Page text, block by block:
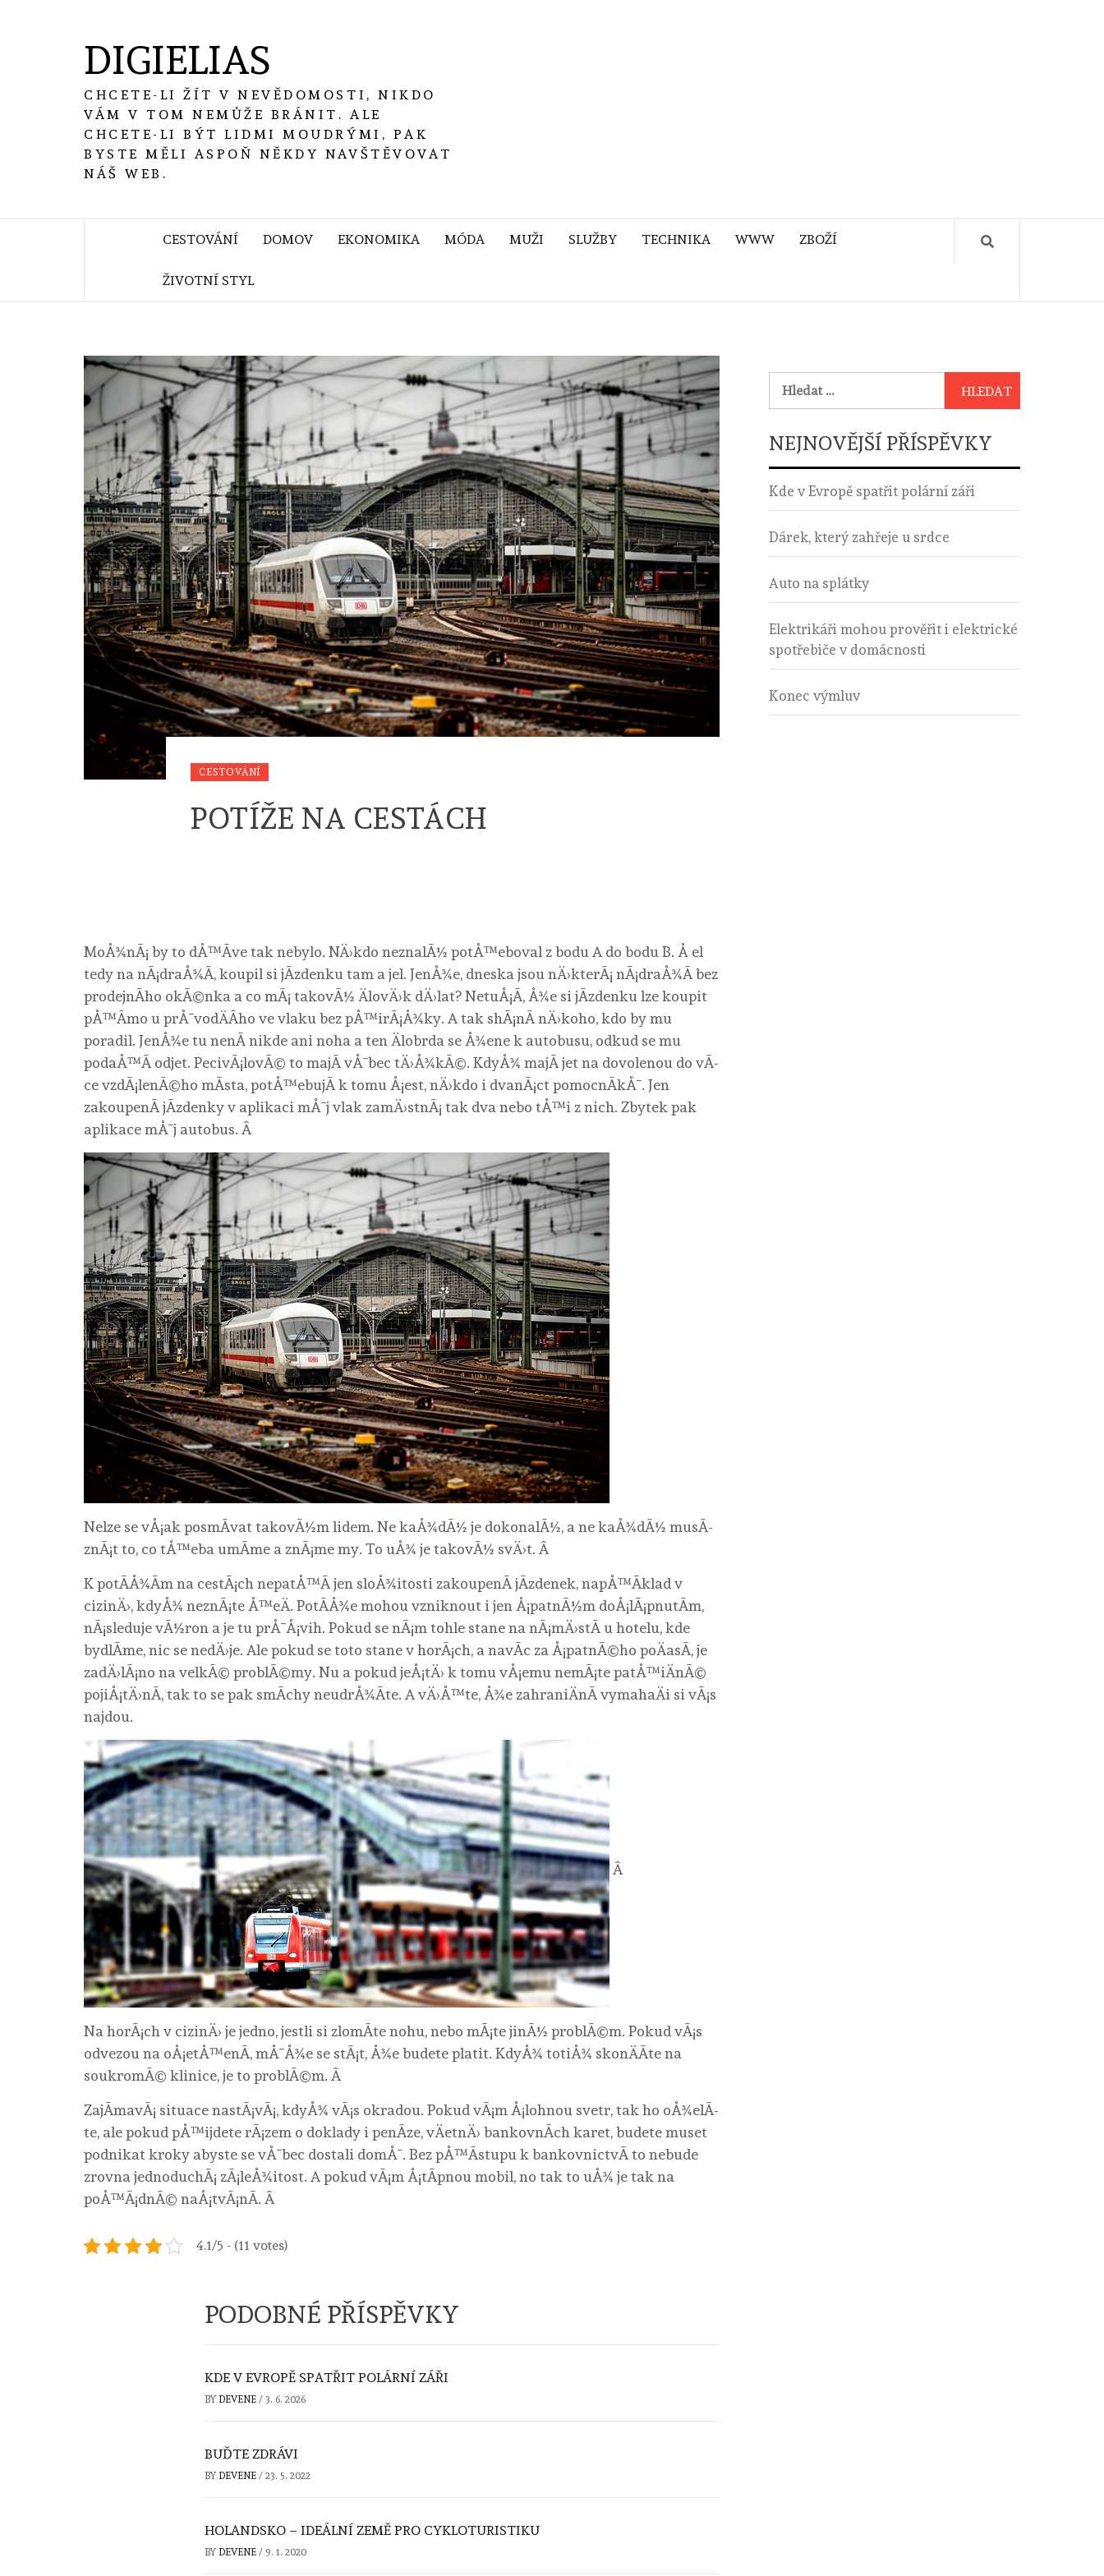
DIGIELIAS
CHCETE-LI ŽÍT V NEVĚDOMOSTI, NIKDO
VÁM V TOM NEMŮŽE BRÁNIT. ALE
CHCETE-LI BÝT LIDMI MOUDRÝMI, PAK
BYSTE MĚLI ASPOŇ NĚKDY NAVŠTĚVOVAT
NÁŠ WEB.
CESTOVÁNÍ DOMOV EKONOMIKA MÓDA MUŽI SLUŽBY TECHNIKA WWW ZBOŽÍ
ŽIVOTNÍ STYL
CESTOVÁNÍ
POTÍŽE NA CESTÁCH
MoÅ¾nÃ¡ by to dÅ™Ã­ve tak nebylo. NÄ›kdo neznalÃ½ potÅ™eboval z bodu A do bodu B. Å el
tedy na nÃ¡draÅ¾Ã­, koupil si jÃ­zdenku tam a jel. JenÅ¾e, dneska jsou nÄ›kterÃ¡ nÃ¡draÅ¾Ã­ bez
prodejnÃ­ho okÃ©nka a co mÃ¡ takovÃ½ ÄlovÄ›k dÄ›lat? NetuÅ¡Ã­, Å¾e si jÃ­zdenku lze koupit
pÅ™Ã­mo u prÅ¯vodÄÃ­ho ve vlaku bez pÅ™irÃ¡Å¾ky. A tak shÃ¡nÃ­ nÄ›koho, kdo by mu
poradil. JenÅ¾e tu nenÃ­ nikde ani noha a ten Älobrda se Å¾ene k autobusu, odkud se mu
podaÅ™Ã­ odjet. PecivÃ¡lovÃ© to majÃ­ vÅ¯bec tÄ›Å¾kÃ©. KdyÅ¾ majÃ­ jet na dovolenou do vÃ­
ce vzdÃ¡lenÃ©ho mÃ­sta, potÅ™ebujÃ­ k tomu Å¡est, nÄ›kdo i dvanÃ¡ct pomocnÃ­kÅ¯. Jen
zakoupenÃ­ jÃ­zdenky v aplikaci mÅ¯j vlak zamÄ›stnÃ¡ tak dva nebo tÅ™i z nich. Zbytek pak
aplikace mÅ¯j autobus. Â
Nelze se vÅ¡ak posmÃ­vat takovÃ½m lidem. Ne kaÅ¾dÃ½ je dokonalÃ½, a ne kaÅ¾dÃ½ musÃ­
znÃ¡t to, co tÅ™eba umÃ­me a znÃ¡me my. To uÅ¾ je takovÃ½ svÄ›t. Â
K potÃ­Å¾Ã­m na cestÃ¡ch nepatÅ™Ã­ jen sloÅ¾itosti zakoupenÃ­ jÃ­zdenek, napÅ™Ã­klad v
cizinÄ›, kdyÅ¾ neznÃ¡te Å™eÄ. PotÃ­Å¾e mohou vzniknout i jen Å¡patnÃ½m doÅ¡lÃ¡pnutÃ­m,
nÃ¡sleduje vÃ½ron a je tu prÅ¯Å¡vih. Pokud se nÃ¡m tohle stane na nÃ¡mÄ›stÃ­ u hotelu, kde
bydlÃ­me, nic se nedÄ›je. Ale pokud se toto stane v horÃ¡ch, a navÃ­c za Å¡patnÃ©ho poÄasÃ­, je
zadÄ›lÃ¡no na velkÃ© problÃ©my. Nu a pokud jeÅ¡tÄ› k tomu vÅ¡emu nemÃ¡te patÅ™iÄnÃ©
pojiÅ¡tÄ›nÃ­, tak to se pak smÃ­chy neudrÅ¾Ã­te. A vÄ›Å™te, Å¾e zahraniÄnÃ­ vymahaÄi si vÃ¡s
najdou.
Â
Na horÃ¡ch v cizinÄ› je jedno, jestli si zlomÃ­te nohu, nebo mÃ¡te jinÃ½ problÃ©m. Pokud vÃ¡s
odvezou na oÅ¡etÅ™enÃ­, mÅ¯Å¾e se stÃ¡t, Å¾e budete platit. KdyÅ¾ totiÅ¾ skonÄÃ­te na
soukromÃ© klinice, je to problÃ©m. Â
ZajÃ­mavÃ¡ situace nastÃ¡vÃ¡, kdyÅ¾ vÃ¡s okradou. Pokud vÃ¡m Å¡lohnou svetr, tak ho oÅ¾elÃ­
te, ale pokud pÅ™ijdete rÃ¡zem o doklady i penÃ­ze, vÄetnÄ› bankovnÃ­ch karet, budete muset
podnikat kroky abyste se vÅ¯bec dostali domÅ¯. Bez pÅ™Ã­stupu k bankovnictvÃ­ to nebude
zrovna jednoduchÃ¡ zÃ¡leÅ¾itost. A pokud vÃ¡m Å¡tÃ­pnou mobil, no tak to uÅ¾ je tak na
poÅ™Ã¡dnÃ© naÅ¡tvÃ¡nÃ­. Â
4.1/5 - (11 votes)
PODOBNÉ PŘÍSPĚVKY
KDE V EVROPĚ SPATŘIT POLÁRNÍ ZÁŘI
BY DEVENE / 3. 6. 2026
BUĎTE ZDRÁVI
BY DEVENE / 23. 5. 2022
HOLANDSKO – IDEÁLNÍ ZEMĚ PRO CYKLOTURISTIKU
BY DEVENE / 9. 1. 2020
Vyhledávání
NEJNOVĚJŠÍ PŘÍSPĚVKY
Kde v Evropě spatřit polární záři
Dárek, který zahřeje u srdce
Auto na splátky
Elektrikáři mohou prověřit i elektrické
spotřebiče v domácnosti
Konec výmluv